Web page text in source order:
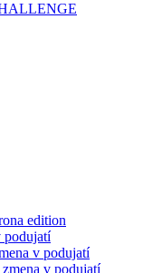
edition
podujatí
v podujatí
v podujatí